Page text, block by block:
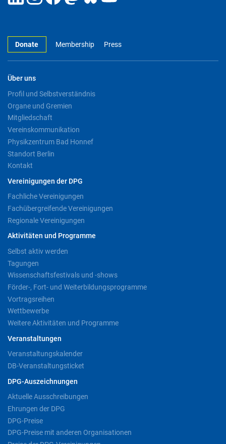
Donate Membership Press
Über uns
Profil und Selbstverständnis
Organe und Gremien
Mitgliedschaft
Vereinskommunikation
Physikzentrum Bad Honnef
Standort Berlin
Kontakt
Vereinigungen der DPG
Fachliche Vereinigungen
Fachübergreifende Vereinigungen
Regionale Vereinigungen
Aktivitäten und Programme
Selbst aktiv werden
Tagungen
Wissenschaftsfestivals und -shows
Förder-, Fort- und Weiterbildungsprogramme
Vortragsreihen
Wettbewerbe
Weitere Aktivitäten und Programme
Veranstaltungen
Veranstaltungskalender
DB-Veranstaltungsticket
DPG-Auszeichnungen
Aktuelle Ausschreibungen
Ehrungen der DPG
DPG-Preise
DPG-Preise mit anderen Organisationen